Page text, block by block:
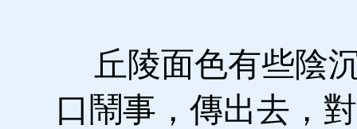
丘陵面色有些陰
口鬧事，傳出去，